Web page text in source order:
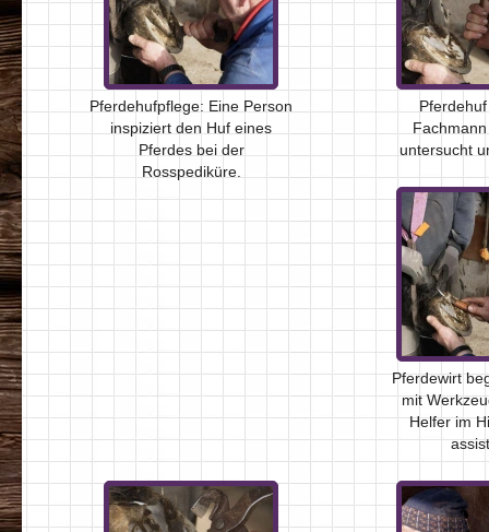
Pferdehufpflege: Eine Person
inspiziert den Huf eines
Pferdes bei der
Rosspediküre.
untersucht
Pferdewirt
mit
Helfer im